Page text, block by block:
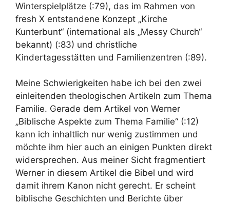
Winterspielplätze (:79), das im Rahmen von
fresh X entstandene Konzept „Kirche
Kunterbunt“ (international als „Messy Church“
bekannt) (:83) und christliche
Kindertagesstätten und Familienzentren (:89).
Meine Schwierigkeiten habe ich bei den zwei
einleitenden theologischen Artikeln zum Thema
Familie. Gerade dem Artikel von Werner
„Biblische Aspekte zum Thema Familie“ (:12)
kann ich inhaltlich nur wenig zustimmen und
möchte ihm hier auch an einigen Punkten direkt
widersprechen. Aus meiner Sicht fragmentiert
Werner in diesem Artikel die Bibel und wird
damit ihrem Kanon nicht gerecht. Er scheint
biblische Geschichten und Berichte über